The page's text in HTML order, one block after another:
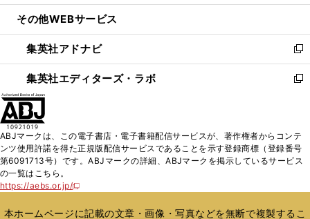
開
ウ
開
く
ン
ウ
で
開
く
ウ
ン
ド
ウ
で
し
ウ
ィ
ン
ド
く
その他WEBサービス
集英社アドナビ
新
し
い
ド
ウ
で
集英社エディターズ・ラボ
新
ィ
ン
ド
開
ABJマークは、この電子書店・電子書籍配信サービスが、著作権者からコンテ
ンツ使用許諾を得た正規版配信サービスであることを示す登録商標（登録番号
第6091713号）です。ABJマークの詳細、ABJマークを掲示しているサービス
の一覧はこちら。
https://aebs.or.jp/
新
い
本ホームページに記載の文章・画像・写真などを無断で複製するこ